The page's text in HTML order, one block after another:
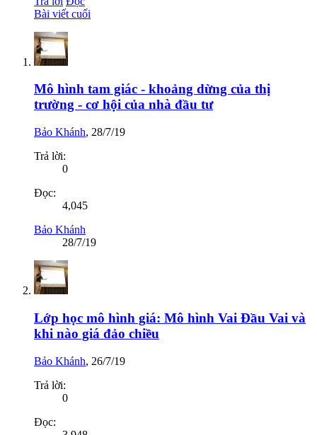
Bài viết cuối
Mô hình tam giác - khoảng dừng của thị
trường - cơ hội của nhà đầu tư
Bảo Khánh, 28/7/19
Trả lời:
0
Đọc:
4,045
Bảo Khánh
28/7/19
Lớp học mô hình giá: Mô hình Vai Đầu Vai và
khi nào giá đảo chiều
Bảo Khánh, 26/7/19
Trả lời:
0
Đọc: